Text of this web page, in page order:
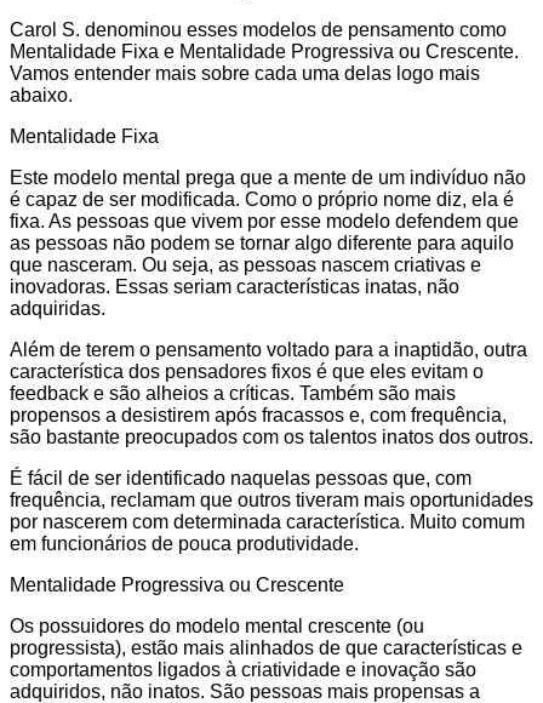
Carol S. denominou esses modelos de pensamento como
Mentalidade Fixa e Mentalidade Progressiva ou Crescente.
Vamos entender mais sobre cada uma delas logo mais
abaixo.
Mentalidade Fixa
Este modelo mental prega que a mente de um indivíduo não
é capaz de ser modificada. Como o próprio nome diz, ela é
fixa. As pessoas que vivem por esse modelo defendem que
as pessoas não podem se tornar algo diferente para aquilo
que nasceram. Ou seja, as pessoas nascem criativas e
inovadoras. Essas seriam características inatas, não
adquiridas.
Além de terem o pensamento voltado para a inaptidão, outra
característica dos pensadores fixos é que eles evitam o
feedback e são alheios a críticas. Também são mais
propensos a desistirem após fracassos e, com frequência,
são bastante preocupados com os talentos inatos dos outros.
É fácil de ser identificado naquelas pessoas que, com
frequência, reclamam que outros tiveram mais oportunidades
por nascerem com determinada característica. Muito comum
em funcionários de pouca produtividade.
Mentalidade Progressiva ou Crescente
Os possuidores do modelo mental crescente (ou
progressista), estão mais alinhados de que características e
comportamentos ligados à criatividade e inovação são
adquiridos, não inatos. São pessoas mais propensas a